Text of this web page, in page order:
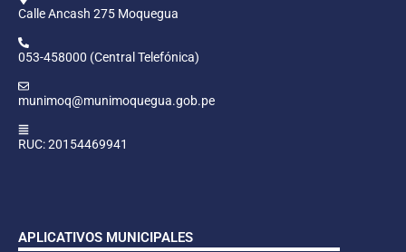
Calle Ancash 275 Moquegua
053-458000 (Central Telefónica)
munimoq@munimoquegua.gob.pe
RUC: 20154469941
APLICATIVOS MUNICIPALES